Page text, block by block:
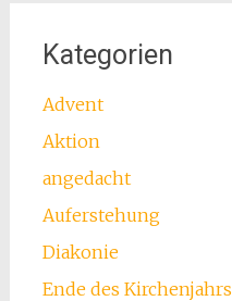
Kategorien
Advent
Aktion
angedacht
Auferstehung
Diakonie
Ende des Kirchenjahrs